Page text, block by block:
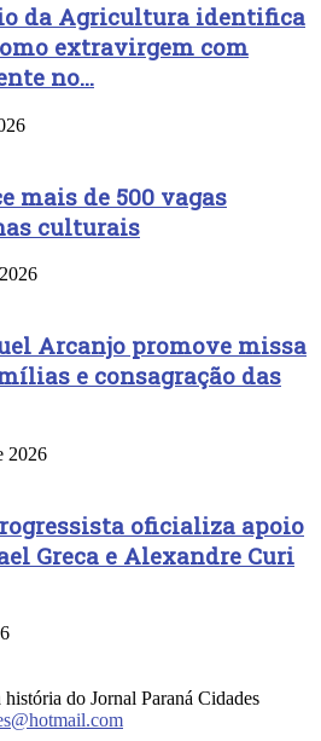
da Agricultura identifica
extravirgem com
no...
mais de 500 vagas
culturais
Arcanjo promove missa
e consagração das
2026
oficializa apoio
Greca e Alexandre Curi
do Jornal Paraná Cidades